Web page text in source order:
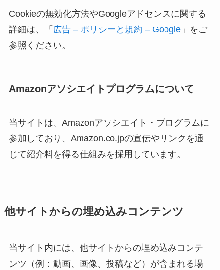
Cookieの無効化方法やGoogleアドセンスに関する
詳細は、「 広告 – ポリシーと規約 – Google」をご
参照ください。
Amazonアソシエイトプログラムについて
当サイトは、Amazonアソシエイト・プログラムに
参加しており、Amazon.co.jpの宣伝やリンクを通
じて紹介料を得る仕組みを採用しています。
他サイトからの埋め込みコンテンツ
当サイト内には、他サイトからの埋め込みコンテ
ンツ（例：動画、画像、投稿など）が含まれる場